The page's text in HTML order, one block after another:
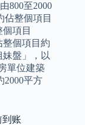
800至2000
佔整個項目
項目
整個項目約
妹盤」，以
單位建築
2000平方
到账